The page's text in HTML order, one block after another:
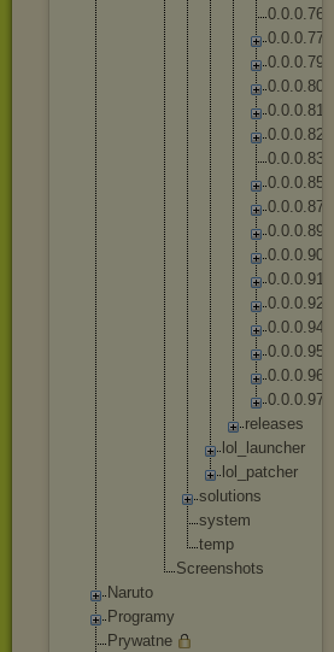
0.0.0.76
0.0.0.77
0.0.0.79
0.0.0.80
0.0.0.81
0.0.0.82
0.0.0.83
0.0.0.85
0.0.0.87
0.0.0.89
0.0.0.90
0.0.0.91
0.0.0.92
0.0.0.94
0.0.0.95
0.0.0.96
0.0.0.97
re eases
lo
launcher
lo
patc her
solutions
system
temp
Screenshots
Naruto
Programy
Prywatne